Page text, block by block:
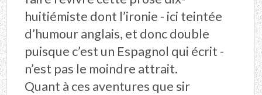
huitiémiste dont l’ironie - ici teintée
d’humour anglais, et donc double
puisque c’est un Espagnol qui écrit -
n’est pas le moindre attrait.
Quant à ces aventures que sir